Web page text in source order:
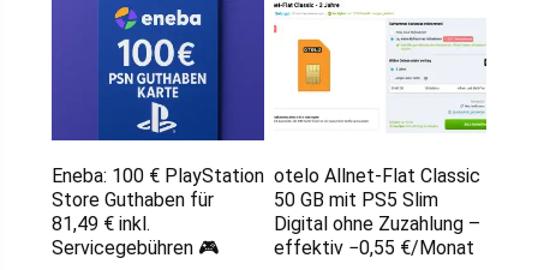
Eneba: 100 € PlayStation
Store Guthaben für
81,49 € inkl.
Servicegebühren 🎮
otelo Allnet-Flat Classic
50 GB mit PS5 Slim
Digital ohne Zuzahlung –
effektiv −0,55 €/Monat